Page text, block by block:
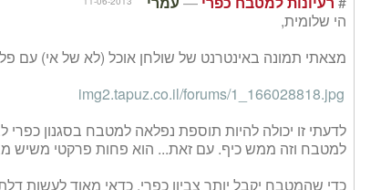
רעיונות למטבח כפרי עמרי
הי שלומית,
מצאתי תמונה באינטרנט של שולחן אוכל (לא של אי) עם
img2.tapuz.co.il/forums/1_166028818.jpg
לדעתי זו יכולה להיות תוספת נפלאה למטבח בסגנון
למטבח וזה ממש כיף. עם זאת... הוא פחות פרקטי משיש
כדי שהמטבח יקבל יותר צביון כפרי, כדאי מאוד לעשות